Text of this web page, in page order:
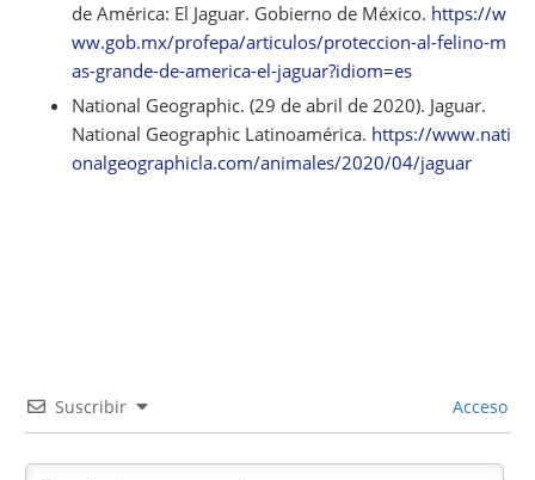
de América: El Jaguar. Gobierno de México. https://w
ww.gob.mx/profepa/articulos/proteccion-al-felino-m
as-grande-de-america-el-jaguar?idiom=es
National Geographic. (29 de abril de 2020). Jaguar.
National Geographic Latinoamérica. https://www.nati
onalgeographicla.com/animales/2020/04/jaguar
Suscribir Acceso